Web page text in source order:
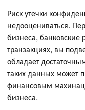
Риск утечки
недооцениваться.
бизнеса,
транзакциях, вы
обладает
таких данных может
финансовым
бизнеса.